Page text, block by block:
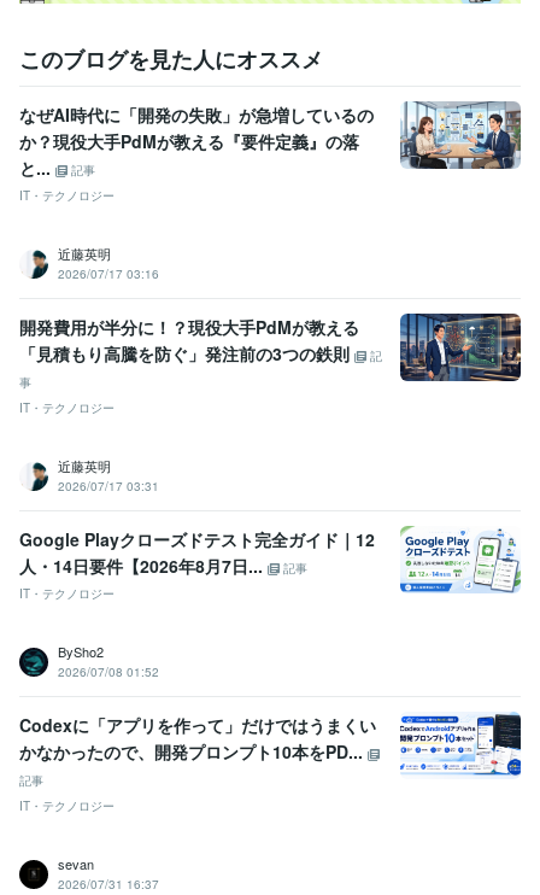
このブログを見た人にオススメ
なぜAI時代に「開発の失敗」が急増しているの
か？現役大手PdMが教える『要件定義』の落
と...
記事
IT・テクノロジー
近藤英明
2026/07/17 03:16
開発費用が半分に！？現役大手PdMが教える
「見積もり高騰を防ぐ」発注前の3つの鉄則
記
事
IT・テクノロジー
近藤英明
2026/07/17 03:31
Google Playクローズドテスト完全ガイド｜12
人・14日要件【2026年8月7日...
記事
IT・テクノロジー
BySho2
2026/07/08 01:52
Codexに「アプリを作って」だけではうまくい
かなかったので、開発プロンプト10本をPD...
記事
IT・テクノロジー
sevan
2026/07/31 16:37